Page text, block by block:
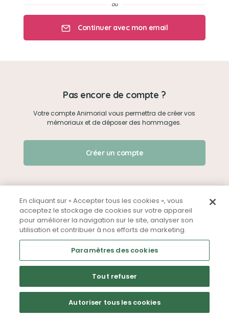
Chats
Créer un mémorial
Qui sommes-nous ?
Nous contacter
Partager sur Facebook
Continuer avec mon email
Je me connecte
Pas encore de compte ?
Votre compte Animorial vous permettra de créer vos
mémoriaux et de déposer des hommages.
Créer un compte
Mentions légales CGU Politique de confidentialité
En cliquant sur « Accepter tous les cookies », vous
acceptez le stockage de cookies sur votre appareil
pour améliorer la navigation sur le site, analyser son
utilisation et contribuer à nos efforts de marketing.
Paramètres des cookies
Tout refuser
Autoriser tous les cookies